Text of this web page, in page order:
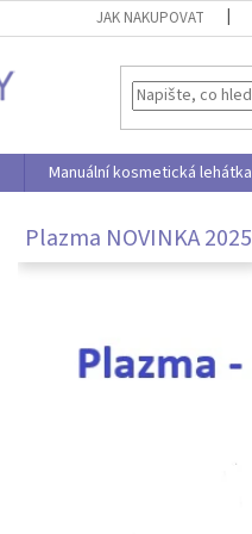
JAK NAKUPOVAT
Manuální kosmetická lehátka
Plazma NOVINKA 2025